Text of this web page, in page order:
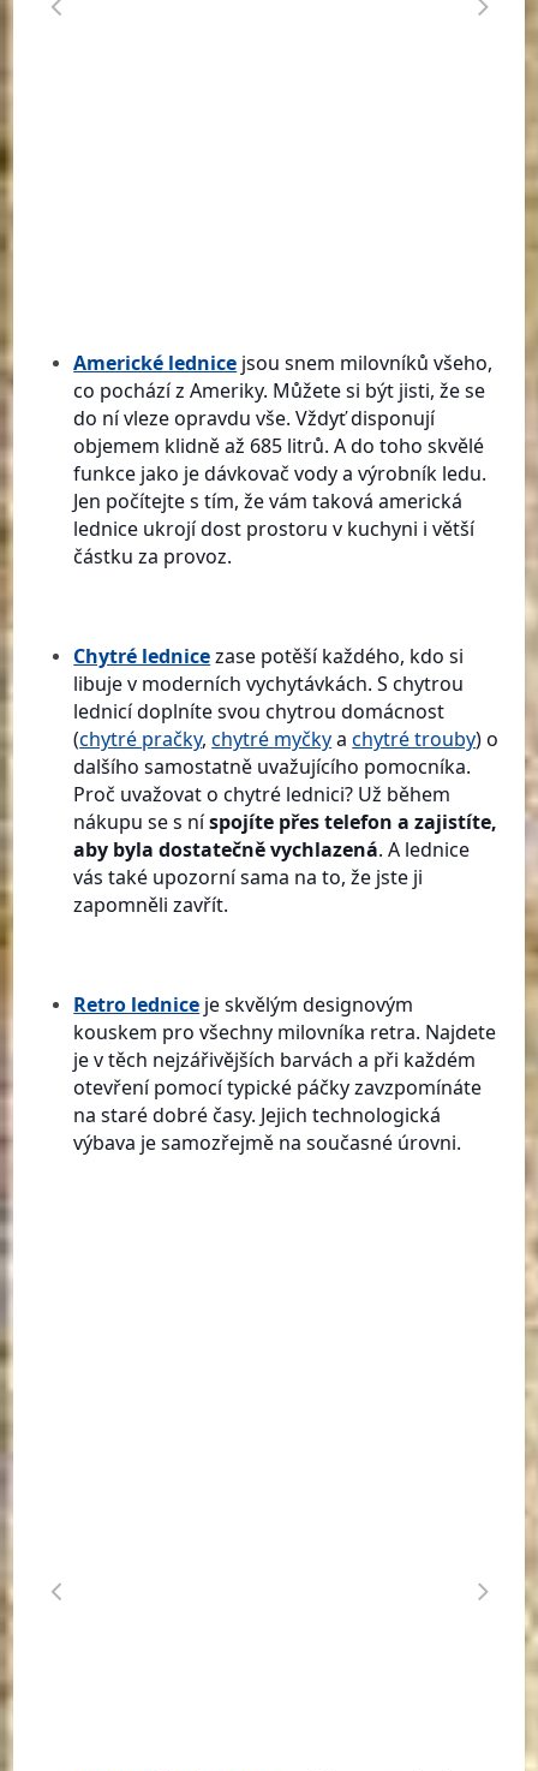
Americké lednice jsou snem milovníků všeho,
co pochází z Ameriky. Můžete si být jisti, že se
do ní vleze opravdu vše. Vždyť disponují
objemem klidně až 685 litrů. A do toho skvělé
funkce jako je dávkovač vody a výrobník ledu.
Jen počítejte s tím, že vám taková americká
lednice ukrojí dost prostoru v kuchyni i větší
částku za provoz.
Chytré lednicezase potěší každého, kdo si
libuje v moderních vychytávkách. S chytrou
lednicí doplníte svou chytrou domácnost
(chytré pračky,chytré myčkyachytré trouby) o
dalšího samostatně uvažujícího pomocníka.
Proč uvažovat o chytré lednici? Už během
nákupu se s níspojíte přes telefon a zajistíte,
aby byla dostatečně vychlazená. A lednice
vás také upozorní sama na to, že jste ji
zapomněli zavřít.
Retro lednice je skvělým designovým
kouskem pro všechny milovníka retra. Najdete
je v těch nejzářivějších barvách a při každém
otevření pomocí typické páčky zavzpomínáte
na staré dobré časy. Jejich technologická
výbava je samozřejmě na současné úrovni.